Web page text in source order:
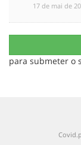
‎17 de mai de
para submeter o